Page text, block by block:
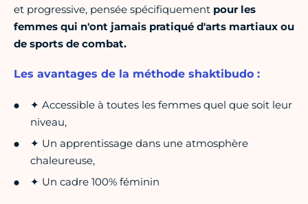
et progressive, pensée spécifiquement pour les
femmes qui n'ont jamais pratiqué d'arts martiaux ou
de sports de combat.
Les avantages de la méthode shaktibudo :
✦ Accessible à toutes les femmes quel que soit leur
niveau,
✦ Un apprentissage dans une atmosphère
chaleureuse,
✦ Un cadre 100% féminin